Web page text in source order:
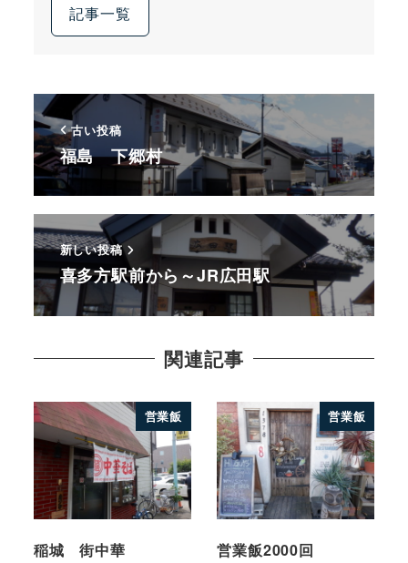
記事一覧
古い投稿
福島 下郷村
新しい投稿
喜多方駅前から～JR広田駅
関連記事
営業飯
稲城 街中華
営業飯
営業飯2000回